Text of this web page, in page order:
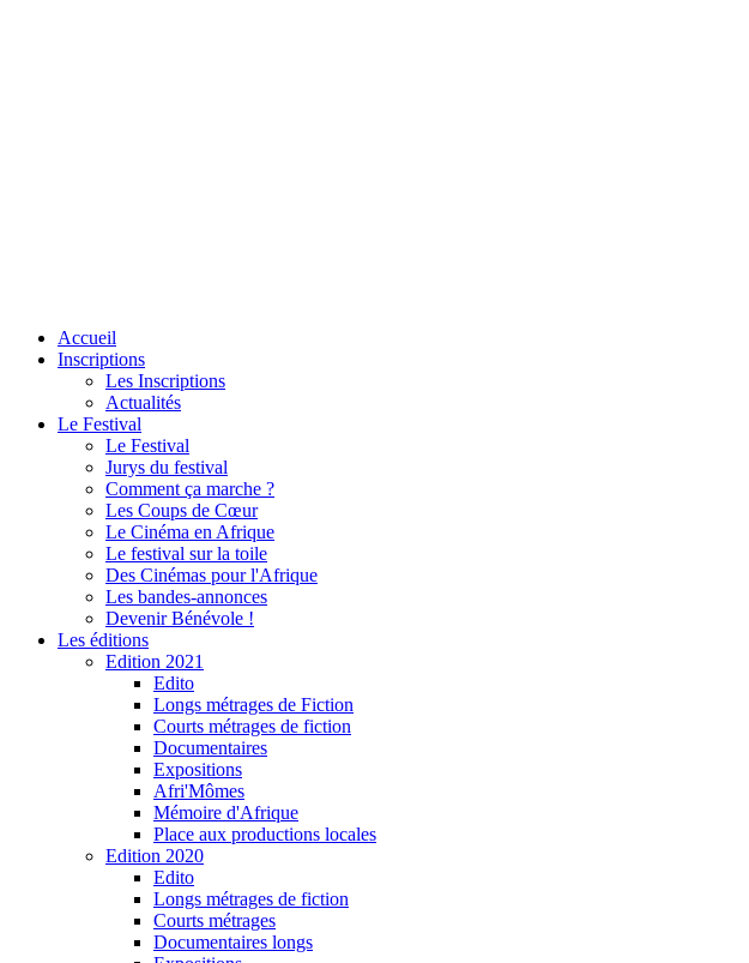
Accueil
Inscriptions
Les Inscriptions
Actualités
Le Festival
Le Festival
Jurys du festival
Comment ça marche ?
Les Coups de Cœur
Le Cinéma en Afrique
Le festival sur la toile
Des Cinémas pour l'Afrique
Les bandes-annonces
Devenir Bénévole !
Les éditions
Edition 2021
Edito
Longs métrages de Fiction
Courts métrages de fiction
Documentaires
Expositions
Afri'Mômes
Mémoire d'Afrique
Place aux productions locales
Edition 2020
Edito
Longs métrages de fiction
Courts métrages
Documentaires longs